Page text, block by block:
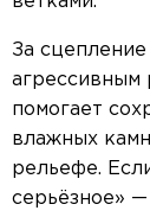
За
агрессивным
помогает
влажных
рельефе.
серьёзное»